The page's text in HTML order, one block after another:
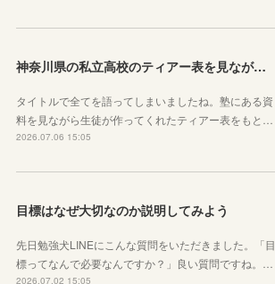
神奈川県の私立高校のティアー表を見ながら話す動画を作りました！
タイトルで全てを語ってしまいましたね。塾にある資
料を見ながら生徒が作ってくれたティアー表をもと…
2026.07.06 15:05
目標はなぜ大切なのか説明してみよう
先日勉強犬LINEにこんな質問をいただきました。「目
標ってなんで必要なんですか？」良い質問ですね。…
2026.07.02 15:05